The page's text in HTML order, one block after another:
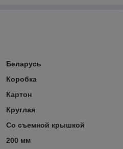
Беларусь
Коробка
Картон
Круглая
Со съемной крышкой
200 мм